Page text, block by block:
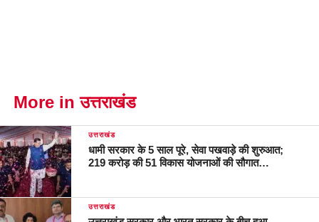
More in उत्तराखंड
उत्तराखंड
धामी सरकार के 5 साल पूरे, सेवा पखवाड़े की शुरुआत;
219 करोड़ की 51 विकास योजनाओं की सौगात…
उत्तराखंड